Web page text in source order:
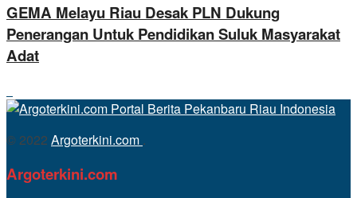
GEMA Melayu Riau Desak PLN Dukung
Penerangan Untuk Pendidikan Suluk Masyarakat
Adat
© 2022 Argoterkini.com .
Argoterkini.com